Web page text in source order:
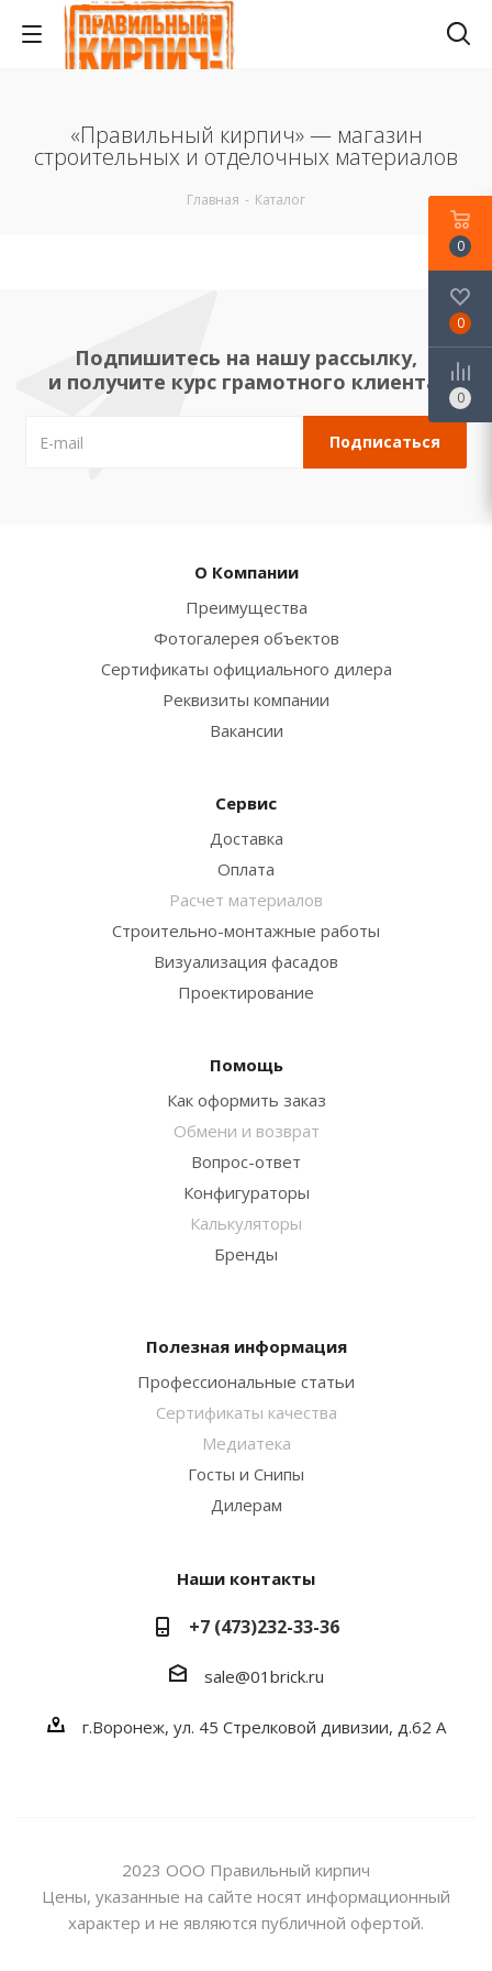
«Правильный кирпич» — магазин
строительных и отделочных материалов
Главная - Каталог
Подпишитесь на нашу рассылку,
и получите курс грамотного клиента!
О Компании
Преимущества
Фотогалерея объектов
Сертификаты официального дилера
Реквизиты компании
Вакансии
Сервис
Доставка
Оплата
Расчет материалов
Строительно-монтажные работы
Визуализация фасадов
Проектирование
Помощь
Как оформить заказ
Обмени и возврат
Вопрос-ответ
Конфигураторы
Калькуляторы
Бренды
Полезная информация
Профессиональные статьи
Сертификаты качества
Медиатека
Госты и Снипы
Дилерам
Наши контакты
+7 (473)232-33-36
sale@01brick.ru
г.Воронеж, ул. 45 Стрелковой дивизии, д.62 А
2023 ООО Правильный кирпич
Цены, указанные на сайте носят информационный
характер и не являются публичной офертой.
0
0
0